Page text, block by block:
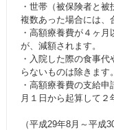
・世帯（被保険者と
複数あった場合には、
・高額療養費が４ヶ
が、減額されます。
・入院した際の食事
らないものは除きます。
・高額療養費の支給
月１日から起算して２
（平成29年8月～平成